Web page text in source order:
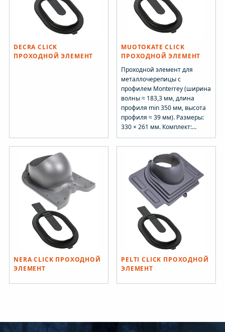
DECRA CLICK
ПРОХОДНОЙ ЭЛЕМЕНТ
MUOTOKATE CLICK
ПРОХОДНОЙ ЭЛЕМЕНТ
Проходной элемент для
металлочерепицы с
профилем Monterrey (ширина
волны ≈ 183,3 мм, длина
профиля min 350 мм, высота
профиля ≈ 39 мм). Размеры:
330 × 261 мм. Комплект:
MUOTOKATE проходной
элемент, CLICK кольцо
гидрозатвора, инструкция по
монтажу кольца
гидрозатвора, MUOTOKATE
шаблон и набор крепежа.
Устанавливается при
монтаже и на готовую
кровлю.
NERA CLICK ПРОХОДНОЙ
ЭЛЕМЕНТ
PELTI CLICK ПРОХОДНОЙ
ЭЛЕМЕНТ